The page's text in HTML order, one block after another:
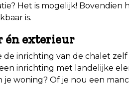
Het is mogelijk! Bovendien
is.
én exterieur
inrichting van de chalet
inrichting met landelijke
woning? Of je nou een